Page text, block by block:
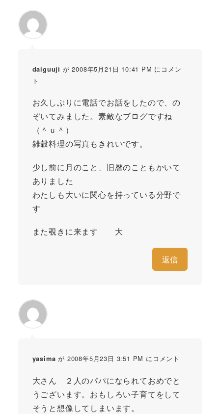
daiguuji が 2008年5月21日 10:41 PM にコメン
ト
お久しぶりに電話でお話をしたので、の
ぞいてみました。素敵なブログですね
（＾ｕ＾）
雑穀料理の写真もきれいです。
少し前に月のこと、旧暦のこともかいて
ありました
わたしも大いに関心を持っている分野で
す
また覗きに来ます 大
返信
yasima が 2008年5月23日 3:51 PM にコメント
大さん ２人のパパになられておめでと
うございます。おもしろい子育てをして
そうと想像してしまいます。